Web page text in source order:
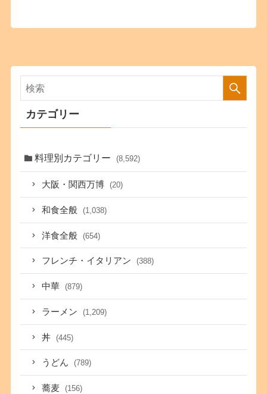
カテゴリー
料理別カテゴリー (8,592)
大阪・関西万博 (20)
和食全般 (1,038)
洋食全般 (654)
フレンチ・イタリアン (388)
中華 (879)
ラーメン (1,209)
丼 (445)
うどん (789)
蕎麦 (156)